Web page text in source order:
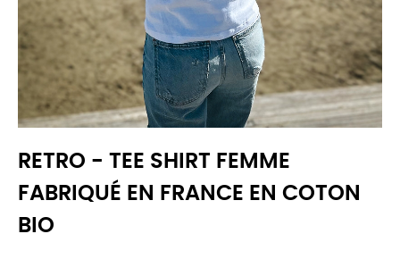
RETRO - TEE SHIRT FEMME
FABRIQUÉ EN FRANCE EN COTON
BIO